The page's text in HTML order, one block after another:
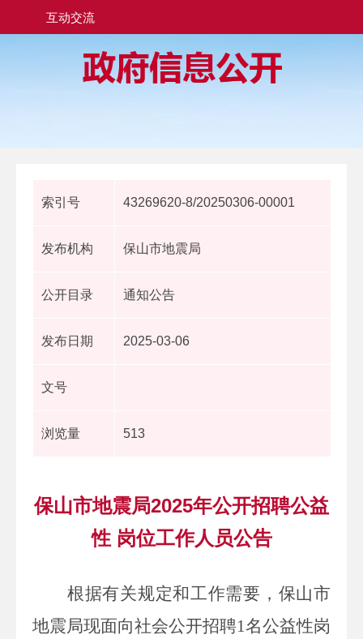
互动交流
索引号 43269620-8/20250306-00001
发布机构 保山市地震局
公开目录 通知公告
发布日期 2025-03-06
文号
浏览量 513
保山市地震局2025年公开招聘公益
性 岗位工作人员公告
根据有关规定和工作需要，保山市
地震局现面向社会公开招聘1名公益性岗